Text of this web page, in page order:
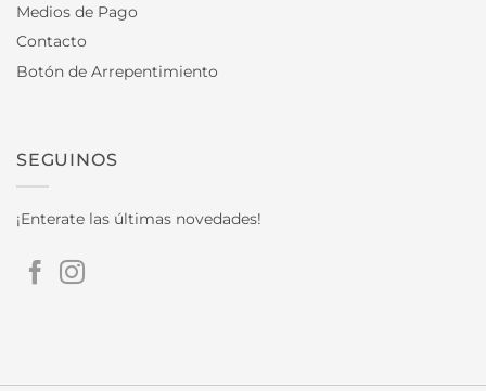
Medios de Pago
Contacto
Botón de Arrepentimiento
SEGUINOS
¡Enterate las últimas novedades!